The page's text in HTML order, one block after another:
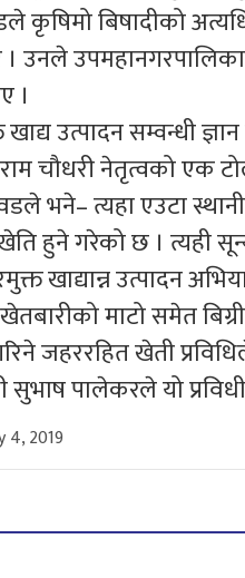
कृषिमो बिषादीको
उनले
।
उत्पादन सम्वन्धी
चौधरी नेतृत्वको एक
भने– त्यहा एउटा
हुने गरेको छ । त्यही
खाद्यान्न उत्पादन
माटो समेत
जहररहित खेती
सुभाष पालेकरले यो
4, 2019